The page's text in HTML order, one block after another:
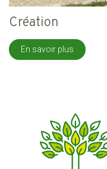
Création
En savoir plus